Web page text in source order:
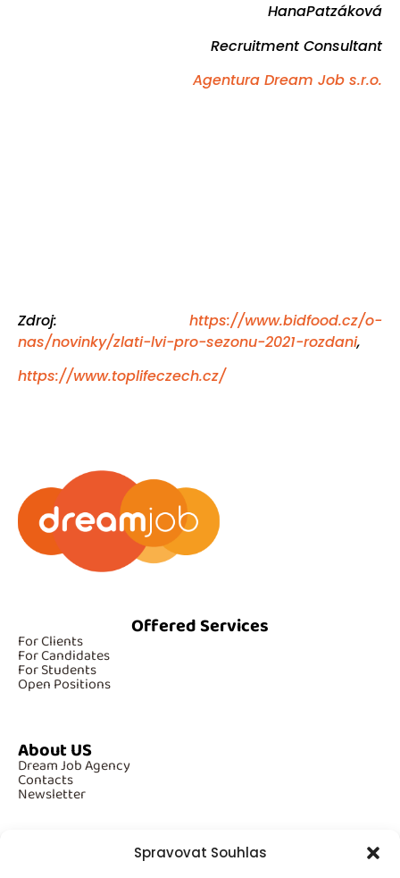
Spravovat Souhlas
HanaPatzáková
Recruitment Consultant
Agentura Dream Job s.r.o.
Zdroj: https://www.bidfood.cz/o-
nas/novinky/zlati-lvi-pro-sezonu-2021-rozdani,
https://www.toplifeczech.cz/
Offered Services
For Clients
For Candidates
For Students
Open Positions
About US
Dream Job Agency
Contacts
Newsletter